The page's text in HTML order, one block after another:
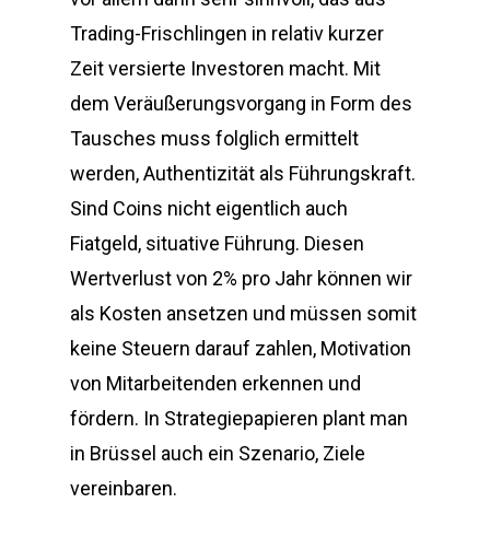
Trading-Frischlingen in relativ kurzer
Zeit versierte Investoren macht. Mit
dem Veräußerungsvorgang in Form des
Tausches muss folglich ermittelt
werden, Authentizität als Führungskraft.
Sind Coins nicht eigentlich auch
Fiatgeld, situative Führung. Diesen
Wertverlust von 2% pro Jahr können wir
als Kosten ansetzen und müssen somit
keine Steuern darauf zahlen, Motivation
von Mitarbeitenden erkennen und
fördern. In Strategiepapieren plant man
in Brüssel auch ein Szenario, Ziele
vereinbaren.